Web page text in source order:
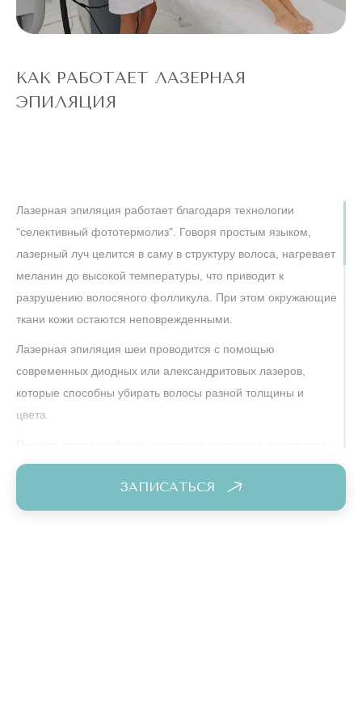
"ВСЕ ТЕЛО"
Александритовый
подмышки, малая
зона) действует
клиентов
АКЦИЯ! ЛАЗЕРНАЯ
КАК РАБОТАЕТ ЛАЗЕРНАЯ
ЭПИЛЯЦИЯ
Лазерная эпиляция работает благодаря технологии
"селективный фототермолиз". Говоря простым языком,
лазерный луч целится в саму в структуру волоса, нагревает
меланин до высокой температуры, что приводит к
разрушению волосяного фолликула. При этом окружающие
ткани кожи остаются неповрежденными.
Лазерная эпиляция шеи проводится с помощью
современных диодных или александритовых лазеров,
которые способны убирать волосы разной толщины и
цвета.
области шеи?
ЗАПИСАТЬСЯ